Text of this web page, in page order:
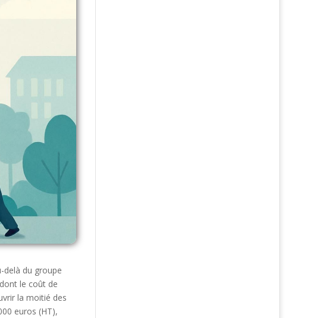
delà du groupe
le coût de
la moitié des
euros (HT),